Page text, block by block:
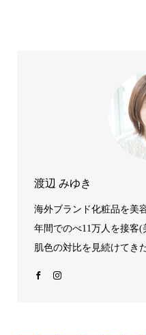
渡辺 みゆき
海外ブランド化粧品を美
年間でのべ11万人を接客(
肌色の対比を見続けてき